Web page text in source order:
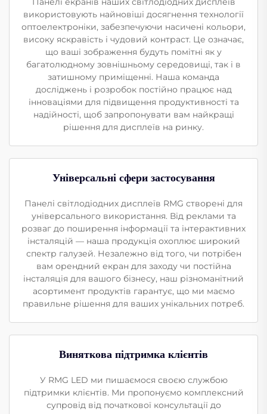
використовують найновіші досягнення технології
оптоелектроніки, забезпечуючи насичені кольори,
високу яскравість і чудовий контраст. Це означає,
що ваші зображення будуть помітні як у
багатолюдному зовнішньому середовищі, так і в
затишному приміщенні. Наша команда
досліджень і розробок постійно працює над
інноваціями для підвищення продуктивності та
надійності, щоб запропонувати вам найкращі
рішення для дисплеїв на ринку.
Універсальні сфери застосування
Панелі світлодіодних дисплеїв RMG створені для
універсального використання. Від реклами та
розваг до поширення інформації та інтерактивних
інсталяцій — наша продукція охоплює широкий
спектр галузей. Незалежно від того, чи потрібен
вам орендний екран для заходу чи постійна
інсталяція для вашого бізнесу, наш різноманітний
асортимент продуктів гарантує, що ми маємо
правильне рішення для ваших унікальних потреб.
Виняткова підтримка клієнтів
У RMG LED ми пишаємося своєю службою
підтримки клієнтів. Ми пропонуємо комплексний
супровід від початкової консультації до